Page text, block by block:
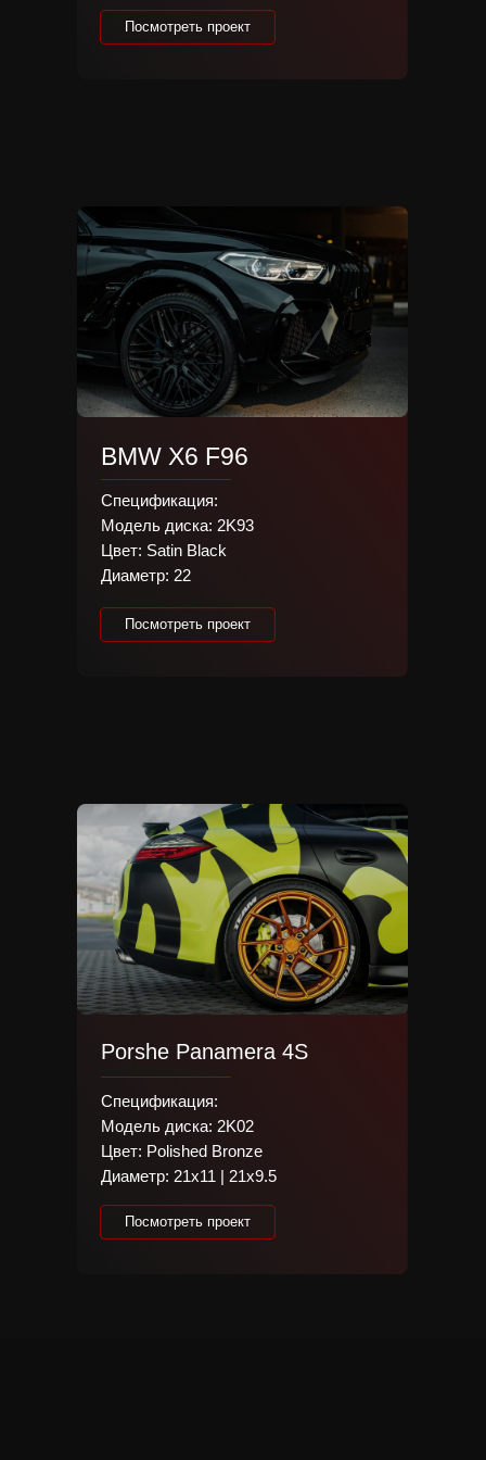
Посмотреть проект
Посмотреть проект
Спецификация:
Модель диска: 2K27
Цвет: Satin Stone Smoke
Размеры: 20х9,5 | 20х10,5
Посмотреть проект
Посмотреть проект
BMW X6 F96
Спецификация:
Модель диска: 2K93
Цвет: Satin Black
Диаметр: 22
Porshe Panamera 4S
Посмотреть проект
Спецификация:
Модель диска: 2K02
Цвет: Polished Bronze
Диаметр: 21х11 | 21х9.5